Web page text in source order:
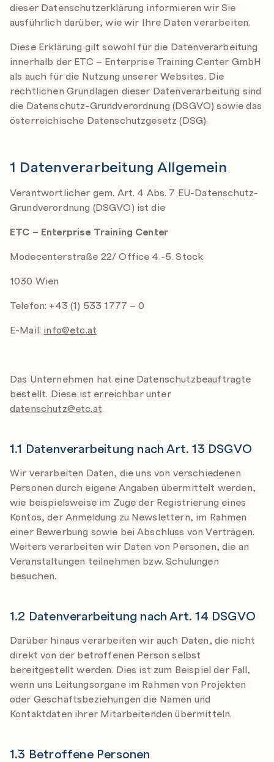
dieser Datenschutzerklärung informieren wir Sie
ausführlich darüber, wie wir Ihre Daten verarbeiten.
Diese Erklärung gilt sowohl für die Datenverarbeitung
innerhalb der ETC – Enterprise Training Center GmbH
als auch für die Nutzung unserer Websites. Die
rechtlichen Grundlagen dieser Datenverarbeitung sind
die Datenschutz-Grundverordnung (DSGVO) sowie das
österreichische Datenschutzgesetz (DSG).
1 Datenverarbeitung Allgemein
Verantwortlicher gem. Art. 4 Abs. 7 EU-Datenschutz-
Grundverordnung (DSGVO) ist die
ETC – Enterprise Training Center
Modecenterstraße 22/ Office 4.-5. Stock
1030 Wien
Telefon: +43 (1) 533 1777 – 0
E-Mail: info@etc.at
Das Unternehmen hat eine Datenschutzbeauftragte
bestellt. Diese ist erreichbar unter
datenschutz@etc.at.
1.1 Datenverarbeitung nach Art. 13 DSGVO
Wir verarbeiten Daten, die uns von verschiedenen
Personen durch eigene Angaben übermittelt werden,
wie beispielsweise im Zuge der Registrierung eines
Kontos, der Anmeldung zu Newslettern, im Rahmen
einer Bewerbung sowie bei Abschluss von Verträgen.
Weiters verarbeiten wir Daten von Personen, die an
Veranstaltungen teilnehmen bzw. Schulungen
besuchen.
1.2 Datenverarbeitung nach Art. 14 DSGVO
Darüber hinaus verarbeiten wir auch Daten, die nicht
direkt von der betroffenen Person selbst
bereitgestellt werden. Dies ist zum Beispiel der Fall,
wenn uns Leitungsorgane im Rahmen von Projekten
oder Geschäftsbeziehungen die Namen und
Kontaktdaten ihrer Mitarbeitenden übermitteln.
1.3 Betroffene Personen